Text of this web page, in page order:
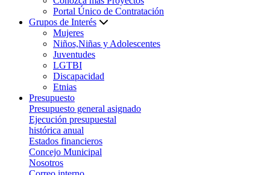
Portal Único de Contratación
Grupos de Interés
Mujeres
Niños,Niñas y Adolescentes
Juventudes
LGTBI
Discapacidad
Etnias
Presupuesto
Presupuesto general asignado
Ejecución presupuestal
histórica anual
Estados financieros
Concejo Municipal
Nosotros